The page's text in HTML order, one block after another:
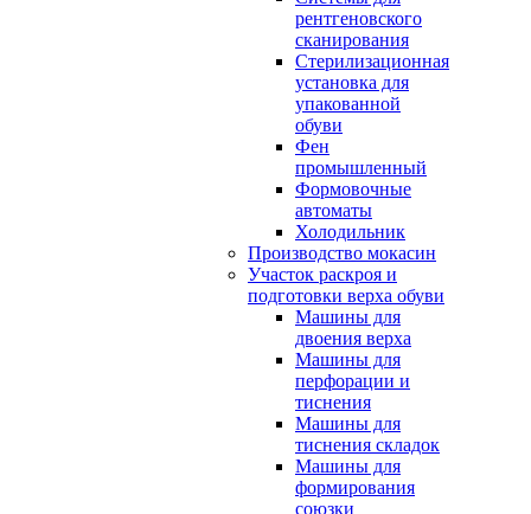
рентгеновского
сканирования
Стерилизационная
установка для
упакованной
обуви
Фен
промышленный
Формовочные
автоматы
Холодильник
Производство мокасин
Участок раскроя и
подготовки верха обуви
Машины для
двоения верха
Машины для
перфорации и
тиснения
Машины для
тиснения складок
Машины для
формирования
союзки